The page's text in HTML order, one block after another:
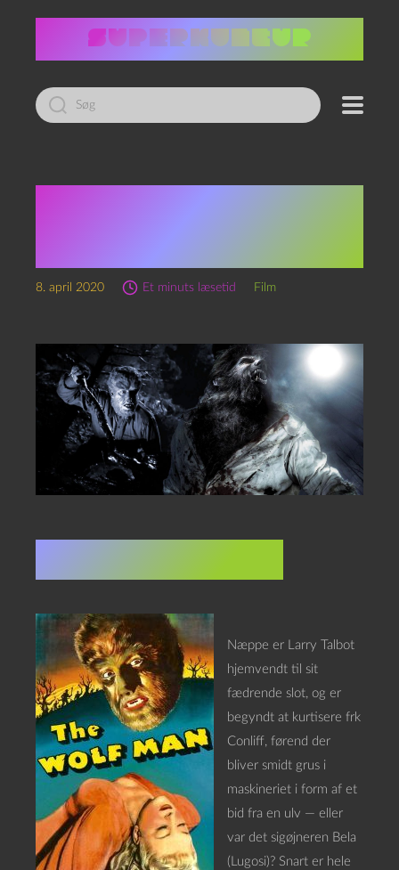
Led
efter:
8. april 2020 Et minuts læsetid Film
Næppe er Larry Talbot
hjemvendt til sit
fædrende slot, og er
begyndt at kurtisere frk
Conliff, førend der
bliver smidt grus i
maskineriet i form af et
bid fra en ulv — eller
var det sigøjneren Bela
(Lugosi)? Snart er hele